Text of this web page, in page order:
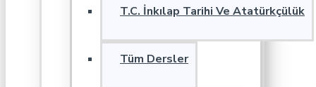
T.C. İnkılap Tarihi Ve Atatürkçülük
Tüm Dersler